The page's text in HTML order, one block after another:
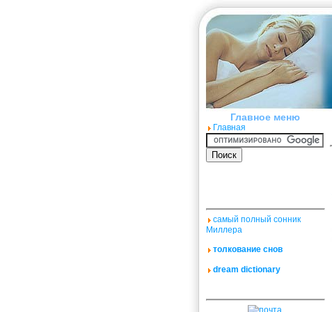
Главное меню
Главная
самый полный сонник
Миллера
толкование снов
dream dictionary